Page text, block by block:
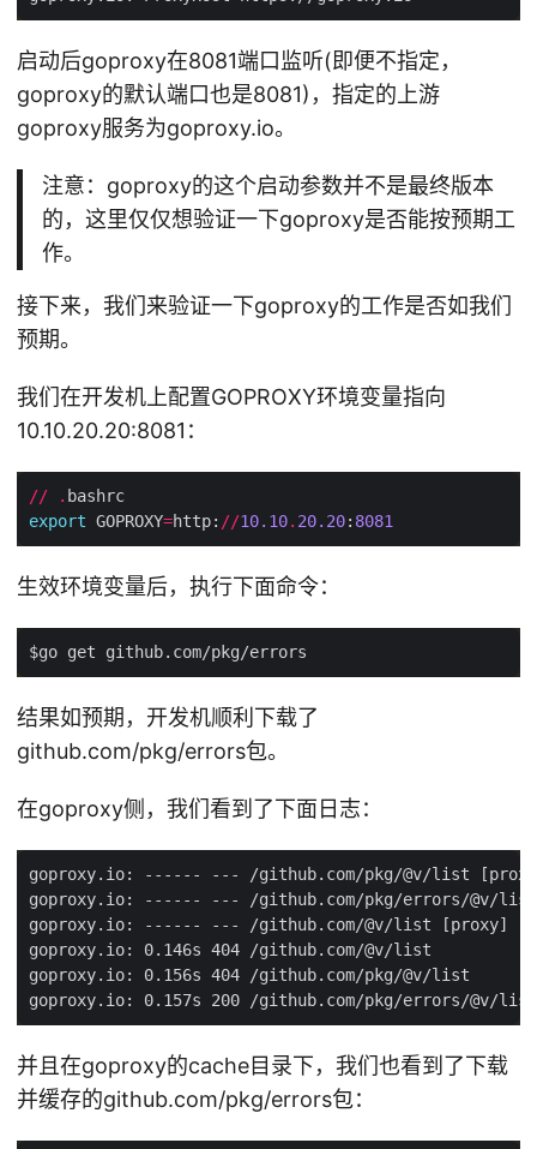
启动后goproxy在8081端口监听(即便不指定，
goproxy的默认端口也是8081)，指定的上游
goproxy服务为goproxy.io。
注意：goproxy的这个启动参数并不是最终版本
的，这里仅仅想验证一下goproxy是否能按预期工
作。
接下来，我们来验证一下goproxy的工作是否如我们
预期。
我们在开发机上配置GOPROXY环境变量指向
10.10.20.20:8081：
// .
export GOPROXY=http: //10.10. 20.20: 8081
生效环境变量后，执行下面命令：
结果如预期，开发机顺利下载了
github.com/pkg/errors包。
在goproxy侧，我们看到了下面日志：
并且在goproxy的cache目录下，我们也看到了下载
并缓存的github.com/pkg/errors包：